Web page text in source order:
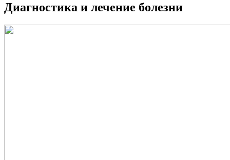
Диагностика и лечение болезни